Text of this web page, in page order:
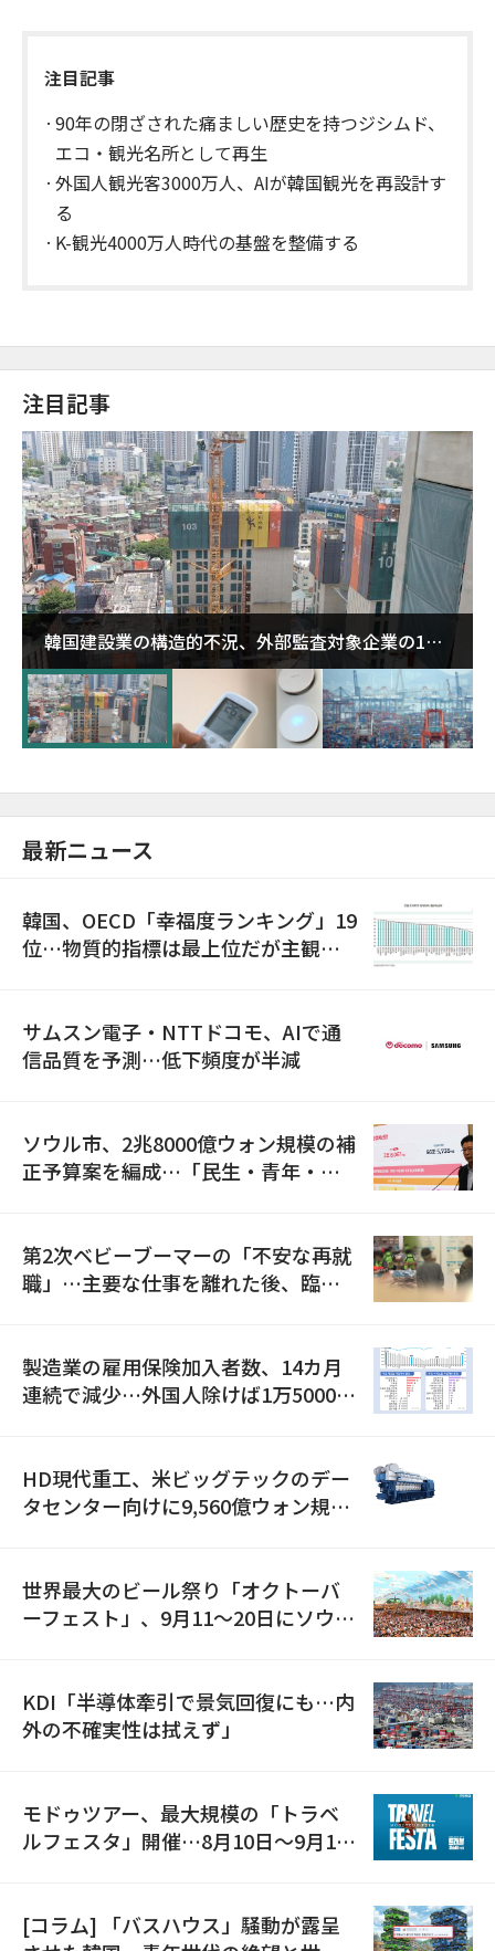
注目記事
90年の閉ざされた痛ましい歴史を持つジシムド、
エコ・観光名所として再生
外国人観光客3000万人、AIが韓国観光を再設計す
る
K-観光4000万人時代の基盤を整備する
注目記事
韓国建設業の構造的不況、外部監査対象企業の1割
超が「ゾンビ企業」に…5年で2.8倍増
最新ニュース
韓国、OECD「幸福度ランキング」19
位…物質的指標は最上位だが主観的
サムスン電子・NTTドコモ、AIで通
信品質を予測…低下頻度が半減
ソウル市、2兆8000億ウォン規模の補
正予算案を編成…「民生・青年・安
第2次ベビーブーマーの「不安な再就
職」…主要な仕事を離れた後、臨時
製造業の雇用保険加入者数、14カ月
連続で減少…外国人除けば1万5000人
HD現代重工、米ビッグテックのデー
タセンター向けに9,560億ウォン規模
世界最大のビール祭り「オクトーバ
ーフェスト」、9月11〜20日にソウル
KDI「半導体牽引で景気回復にも…内
外の不確実性は拭えず」
モドゥツアー、最大規模の「トラベ
ルフェスタ」開催…8月10日～9月11
[コラム] 「バスハウス」騒動が露呈